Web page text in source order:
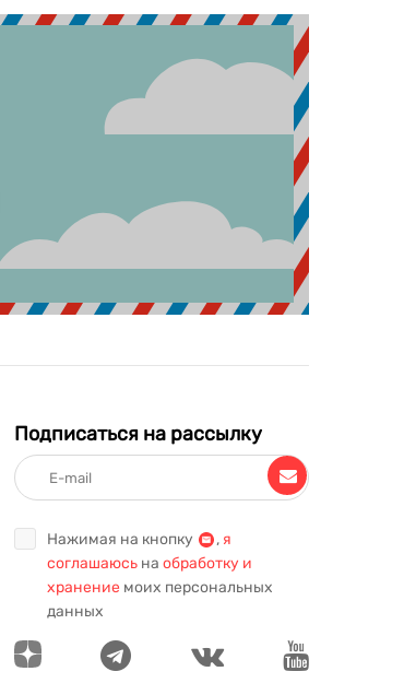
Подписаться на рассылку
Нажимая на кнопку , я
соглашаюсь на обработку и
хранение моих персональных
данных